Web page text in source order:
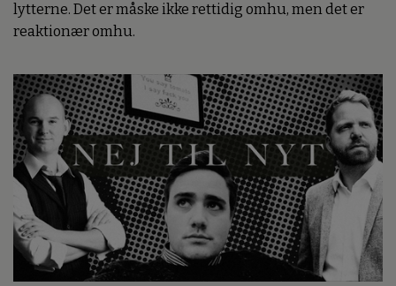
lytterne. Det er måske ikke rettidig omhu, men det er
reaktionær omhu.